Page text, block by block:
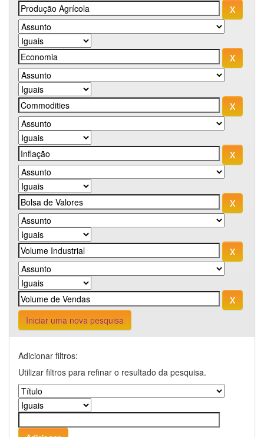
Iniciar uma nova pesquisa
Adicionar filtros:
Utilizar filtros para refinar o resultado da pesquisa.